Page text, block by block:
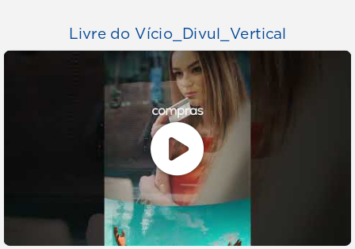
Livre do Vício_Divul_Vertical